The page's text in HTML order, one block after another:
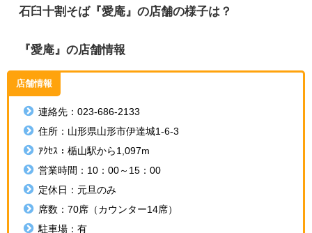
石臼十割そば『愛庵』の店舗の様子は？
『愛庵』の店舗情報
店舗情報
連絡先：023-686-2133
住所： 山形県山形市伊達城1-6-3
ｱｸｾｽ： 楯山駅から1,097m
営業時間： 10：00～15：00
定休日： 元旦のみ
席数：70席（カウンター14席）
駐車場：有